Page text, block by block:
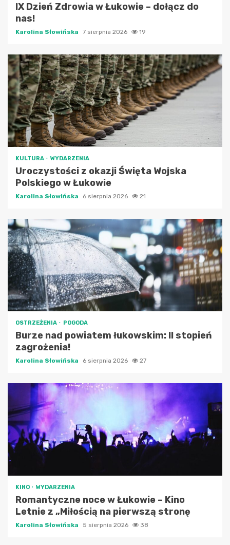
IX Dzień Zdrowia w Łukowie – dołącz do
nas!
Karolina Słowińska 7 sierpnia 2026 19
KULTURA WYDARZENIA
Uroczystości z okazji Święta Wojska
Polskiego w Łukowie
Karolina Słowińska 6 sierpnia 2026 21
OSTRZEŻENIA POGODA
Burze nad powiatem łukowskim: II stopień
zagrożenia!
Karolina Słowińska 6 sierpnia 2026 27
KINO WYDARZENIA
Romantyczne noce w Łukowie – Kino
Letnie z „Miłością na pierwszą stronę
Karolina Słowińska 5 sierpnia 2026 38